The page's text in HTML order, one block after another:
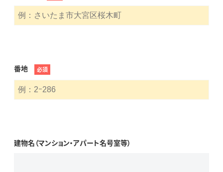
番地 必須
建物名（マンション・アパート名号室等）